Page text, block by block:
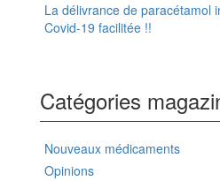
La délivrance de paracétamol
Covid-19 facilitée !!
Catégories
Nouveaux médicaments
Opinions